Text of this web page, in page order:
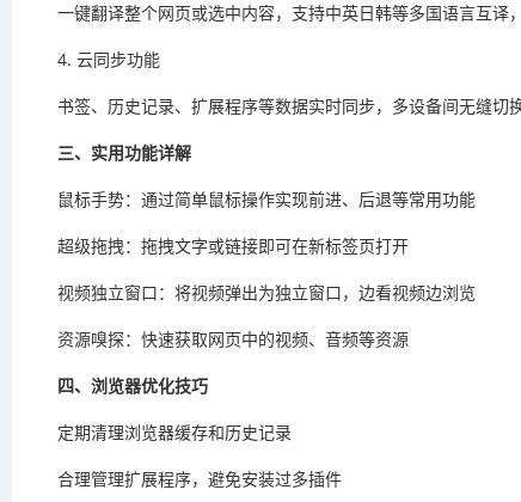
一键翻译整个网页或选中内容，支持中英日韩等多国语言互译
4. 云同步功能
书签、历史记录、扩展程序等数据实时同步，多设备间无缝切换
三、实用功能详解
鼠标手势：通过简单鼠标操作实现前进、后退等常用功能
超级拖拽：拖拽文字或链接即可在新标签页打开
视频独立窗口：将视频弹出为独立窗口，边看视频边浏览
资源嗅探：快速获取网页中的视频、音频等资源
四、浏览器优化技巧
定期清理浏览器缓存和历史记录
合理管理扩展程序，避免安装过多插件